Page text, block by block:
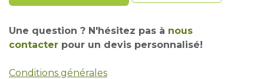
Une question ? N'hésitez pas à nous
contacter pour un devis personnalisé!
Conditions générales